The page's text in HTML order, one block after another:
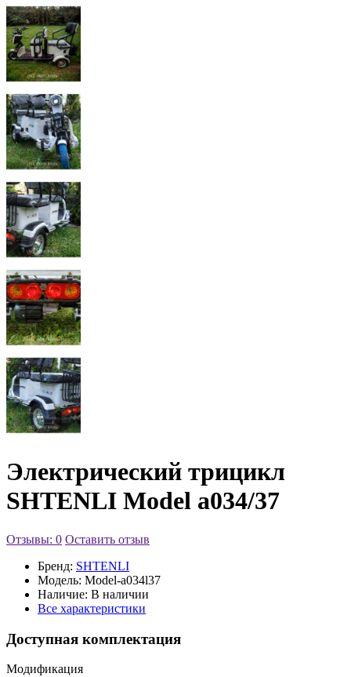
Электрический трицикл
SHTENLI Model а034/37
Отзывы: 0 Оставить отзыв
Бренд: SHTENLI
Модель: Model-а034l37
Наличие: В наличии
Все характеристики
Доступная комплектация
Модификация